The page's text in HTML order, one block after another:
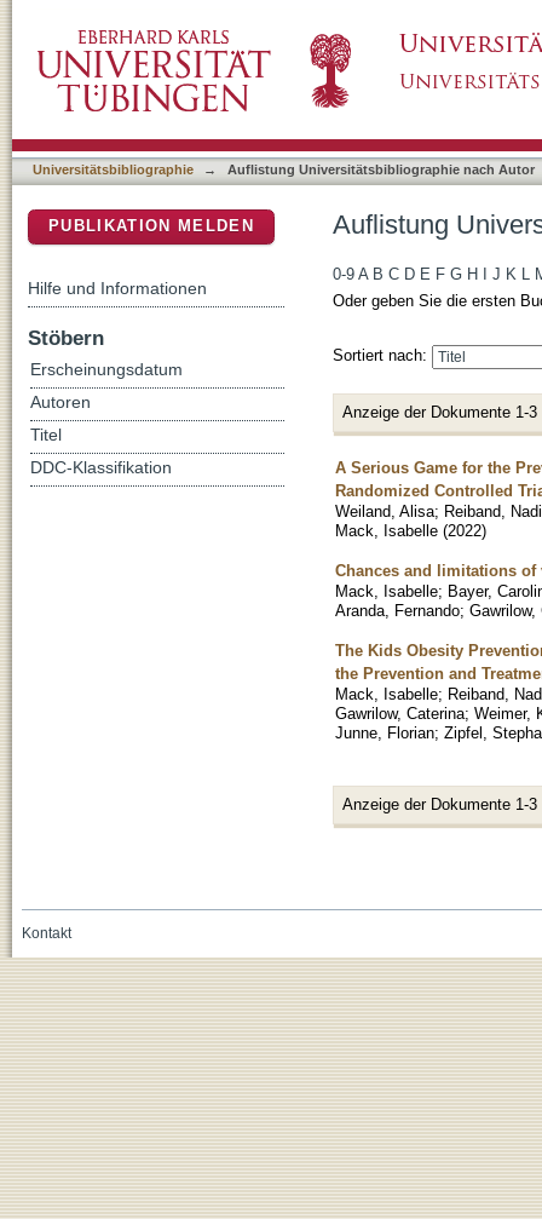
Universitätsbibliographie → Auflistung Universitätsbibliographie nach Autor
Auflistung
0-9 A B C D E F G H J K L
Oder geben Sie die ersten
Sortiert nach:
Anzeige der Dokumente 1-3
A Serious Game for the
Randomized Controlled
Weiland, Alisa; Reiband,
Mack, Isabelle (2022)
Chances and limitations
Mack, Isabelle; Bayer,
Aranda, Fernando; Gawrilow,
The Kids Obesity
the Prevention and
Mack, Isabelle; Reiband,
Gawrilow, Caterina; Weimer,
Junne, Florian; Zipfel,
Anzeige der Dokumente 1-3
PUBLIKATION MELDEN
Hilfe und Informationen
Stöbern
Erscheinungsdatum
Autoren
Titel
DDC-Klassifikation
Kontakt